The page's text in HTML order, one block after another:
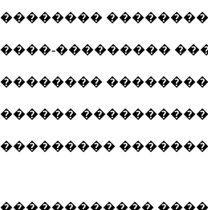
��������
����-���������
��������
������
���������
������������